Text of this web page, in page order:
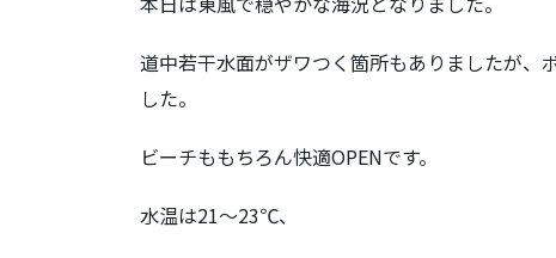
道中若干水面がザワつく箇所もありましたが、
した。
ビーチももちろん快適OPENです。
水温は21～23℃、